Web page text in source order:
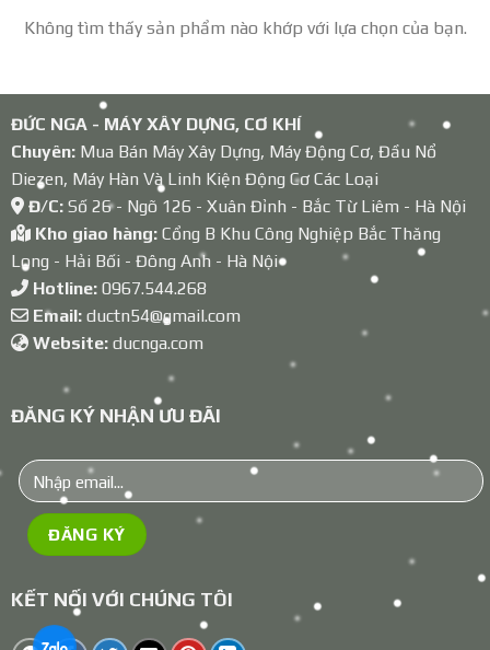
Không tìm thấy sản phẩm nào khớp với lựa chọn của bạn.
ĐỨC NGA - MÁY XÂY DỰNG, CƠ KHÍ
Chuyên:Mua Bán Máy Xây Dựng, Máy Động Cơ, Đầu Nổ
Diezen, Máy Hàn Và Linh Kiện Động Cơ Các Loại
Đ/C: Số 26 - Ngõ 126 - Xuân Đỉnh - Bắc Từ Liêm - Hà Nội
Kho giao hàng: Cổng B Khu Công Nghiệp Bắc Thăng
Long - Hải Bối - Đông Anh - Hà Nội
Hotline: 0967.544.268
Email: ductn54@gmail.com
Website: ducnga.com
ĐĂNG KÝ NHẬN ƯU ĐÃI
KẾT NỐI VỚI CHÚNG TÔI